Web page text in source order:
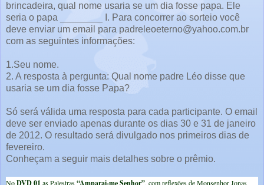
brincadeira, qual nome usaria se um dia fosse papa. Ele
seria o papa ________ I. Para concorrer ao sorteio você
deve enviar um email para padreleoeterno@yahoo.com.br
com as seguintes informações:
1.Seu nome.
2. A resposta à pergunta: Qual nome padre Léo disse que
usaria se um dia fosse Papa?
Só será válida uma resposta para cada participante. O email
deve ser enviado apenas durante os dias 30 e 31 de janeiro
de 2012. O resultado será divulgado nos primeiros dias de
fevereiro.
Conheçam a seguir mais detalhes sobre o prêmio.
No as Palestras
, com reflexões de Monsenhor Jonas